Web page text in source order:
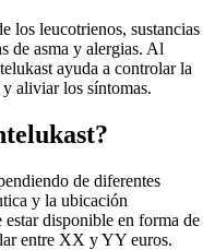
los leucotrienos, sustancias
de asma y alergias. Al
ayuda a controlar la
aliviar los síntomas.
de diferentes
y la ubicación
disponible en forma de
entre XX y YY euros.